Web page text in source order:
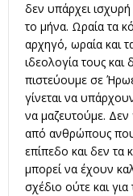
δεν υπάρχει
το μήνα. Ωραία τα
αρχηγό, ωραία και
ιδεολογία τους
πιστεύουμε σε
γίνεται να
να μαζευτούμε. Δεν
από ανθρώπους
επίπεδο και δεν
μπορεί να έχουν
σχέδιο ούτε και